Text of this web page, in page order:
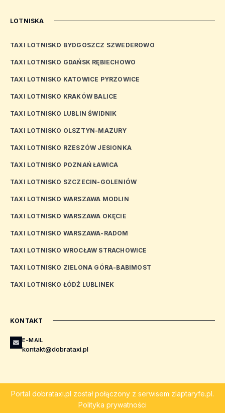
LOTNISKA
TAXI LOTNISKO BYDGOSZCZ SZWEDEROWO
TAXI LOTNISKO GDAŃSK RĘBIECHOWO
TAXI LOTNISKO KATOWICE PYRZOWICE
TAXI LOTNISKO KRAKÓW BALICE
TAXI LOTNISKO LUBLIN ŚWIDNIK
TAXI LOTNISKO OLSZTYN-MAZURY
TAXI LOTNISKO RZESZÓW JESIONKA
TAXI LOTNISKO POZNAŃ ŁAWICA
TAXI LOTNISKO SZCZECIN-GOLENIÓW
TAXI LOTNISKO WARSZAWA MODLIN
TAXI LOTNISKO WARSZAWA OKĘCIE
TAXI LOTNISKO WARSZAWA-RADOM
TAXI LOTNISKO WROCŁAW STRACHOWICE
TAXI LOTNISKO ZIELONA GÓRA-BABIMOST
TAXI LOTNISKO ŁÓDŹ LUBLINEK
KONTAKT
E-MAIL
kontakt@dobrataxi.pl
Portal dobrataxi.pl został połączony z serwisem zlaptaryfe.pl.
Polityka prywatności